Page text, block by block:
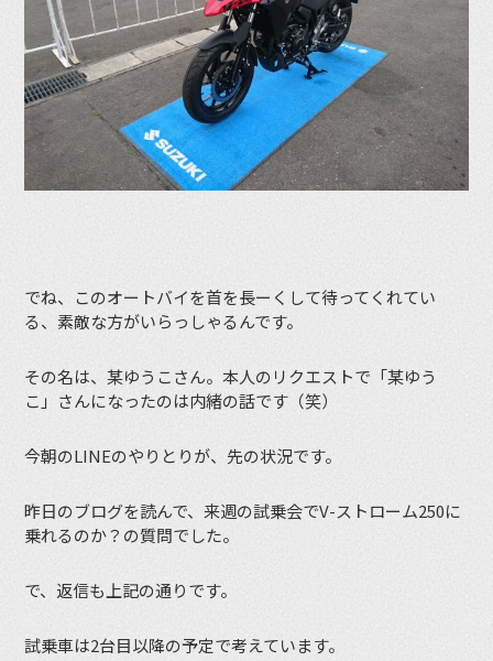
でね、このオートバイを首を長ーくして待ってくれてい
る、素敵な方がいらっしゃるんです。
その名は、某ゆうこさん。本人のリクエストで「某ゆう
こ」さんになったのは内緒の話です（笑）
今朝のLINEのやりとりが、先の状況です。
昨日のブログを読んで、来週の試乗会でV-ストローム250に
乗れるのか？の質問でした。
で、返信も上記の通りです。
試乗車は2台目以降の予定で考えています。